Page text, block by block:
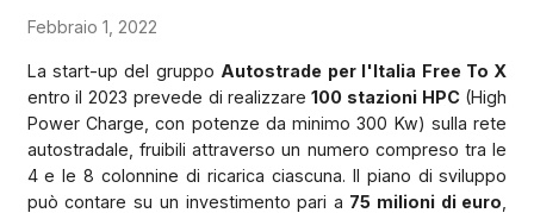
Febbraio 1, 2022
La start-up del gruppo Autostrade per l'Italia Free To X
entro il 2023 prevede di realizzare 100 stazioni HPC(High
Power Charge, con potenze da minimo 300 Kw) sulla rete
autostradale, fruibili attraverso un numero compreso tra le
4 e le 8 colonnine di ricarica ciascuna. Il piano di sviluppo
può contare su un investimento pari a 75 milioni di euro